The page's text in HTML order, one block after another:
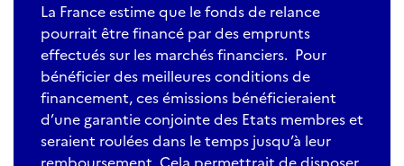
La France estime que le fonds de relance
pourrait être financé par des emprunts
effectués sur les marchés financiers. Pour
bénéficier des meilleures conditions de
financement, ces émissions bénéficieraient
d’une garantie conjointe des Etats membres et
seraient roulées dans le temps jusqu’à leur
remboursement. Cela permettrait de disposer